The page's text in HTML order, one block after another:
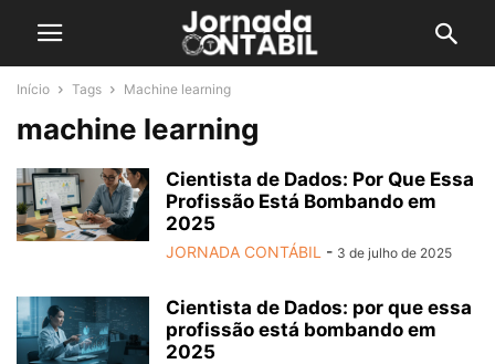
Início Tags Machine learning
machine learning
Cientista de Dados: Por Que Essa
Profissão Está Bombando em
2025
JORNADA CONTÁBIL - 3 de julho de 2025
Cientista de Dados: por que essa
profissão está bombando em
2025